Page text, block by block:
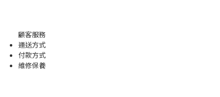
顧客服務
運送方式
付款方式
維修保養